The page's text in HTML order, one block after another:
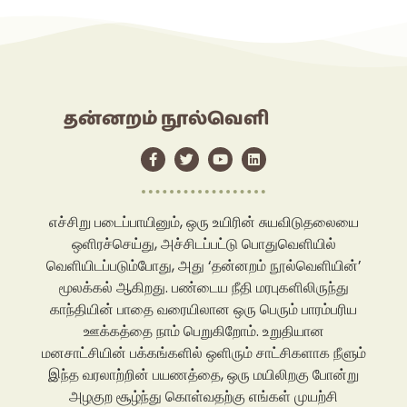
தன்னறம் நூல்வெளி
எச்சிறு படைப்பாயினும், ஒரு உயிரின் சுயவிடுதலையை
ஒளிரச்செய்து, அச்சிடப்பட்டு பொதுவெளியில்
வெளியிடப்படும்போது, அது ‘தன்னறம் நூல்வெளியின்’
மூலக்கல் ஆகிறது. பண்டைய நீதி மரபுகளிலிருந்து
காந்தியின் பாதை வரையிலான ஒரு பெரும் பாரம்பரிய
ஊக்கத்தை நாம் பெறுகிறோம். உறுதியான
மனசாட்சியின் பக்கங்களில் ஒளிரும் சாட்சிகளாக நீளும்
இந்த வரலாற்றின் பயணத்தை, ஒரு மயிலிறகு போன்று
அழகுற சூழ்ந்து கொள்வதற்கு எங்கள் முயற்சி